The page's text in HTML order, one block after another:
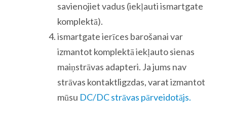
savienojiet vadus (iekļauti ismartgate
komplektā).
ismartgate ierīces barošanai var
izmantot komplektā iekļauto sienas
maiņstrāvas adapteri. Ja jums nav
strāvas kontaktligzdas, varat izmantot
mūsu DC/DC strāvas pārveidotājs.